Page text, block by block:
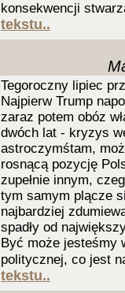
konsekwencji
tekstu..
Tegoroczny lipiec
Najpierw Trump
zaraz potem obóz
dwóch lat - kryzys
astroczymśtam,
rosnącą pozycję
zupełnie innym,
tym samym plącze
najbardziej
spadły od
Być może jesteśmy
politycznej, co jest
tekstu..